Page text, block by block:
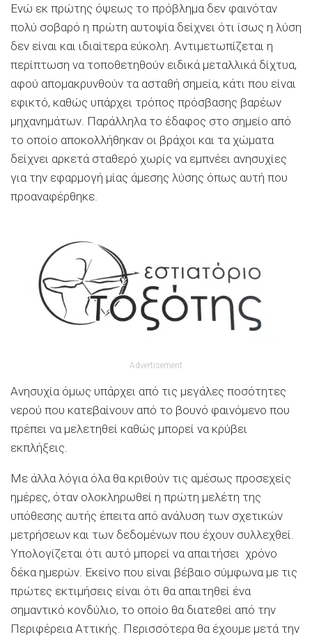
Ενώ εκ πρώτης όψεως το πρόβλημα δεν φαινόταν
πολύ σοβαρό η πρώτη αυτοψία δείχνει ότι ίσως η λύση
δεν είναι και ιδιαίτερα εύκολη. Αντιμετωπίζεται η
περίπτωση να τοποθετηθούν ειδικά μεταλλικά δίχτυα,
αφού απομακρυνθούν τα ασταθή σημεία, κάτι που είναι
εφικτό, καθώς υπάρχει τρόπος πρόσβασης βαρέων
μηχανημάτων. Παράλληλα το έδαφος στο σημείο από
το οποίο αποκολλήθηκαν οι βράχοι και τα χώματα
δείχνει αρκετά σταθερό χωρίς να εμπνέει ανησυχίες
για την εφαρμογή μίας άμεσης λύσης όπως αυτή που
προαναφέρθηκε.
Advertisement
Ανησυχία όμως υπάρχει από τις μεγάλες ποσότητες
νερού που κατεβαίνουν από το βουνό φαινόμενο που
πρέπει να μελετηθεί καθώς μπορεί να κρύβει
εκπλήξεις.
Με άλλα λόγια όλα θα κριθούν τις αμέσως προσεχείς
ημέρες, όταν ολοκληρωθεί η πρώτη μελέτη της
υπόθεσης αυτής έπειτα από ανάλυση των σχετικών
μετρήσεων και των δεδομένων που έχουν συλλεχθεί.
Υπολογίζεται ότι αυτό μπορεί να απαιτήσει χρόνο
δέκα ημερών. Εκείνο που είναι βέβαιο σύμφωνα με τις
πρώτες εκτιμήσεις είναι ότι θα απαιτηθεί ένα
σημαντικό κονδύλιο, το οποίο θα διατεθεί από την
Περιφέρεια Αττικής. Περισσότερα θα έχουμε μετά την